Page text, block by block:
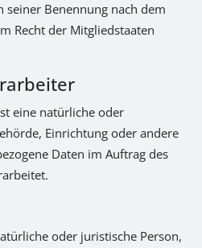
Benennung nach dem
Recht der Mitgliedstaaten
eine natürliche oder
Einrichtung oder andere
Daten im Auftrag des
oder juristische Person,